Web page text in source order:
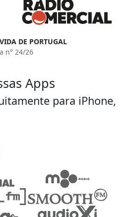
DE PORTUGAL
n° 24/26
Apps
para iPhone,